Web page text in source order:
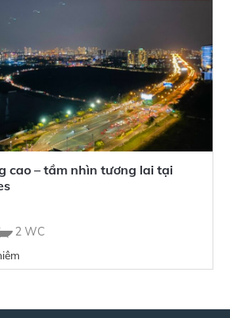
cao – tầm nhìn tương lai tại
2 WC